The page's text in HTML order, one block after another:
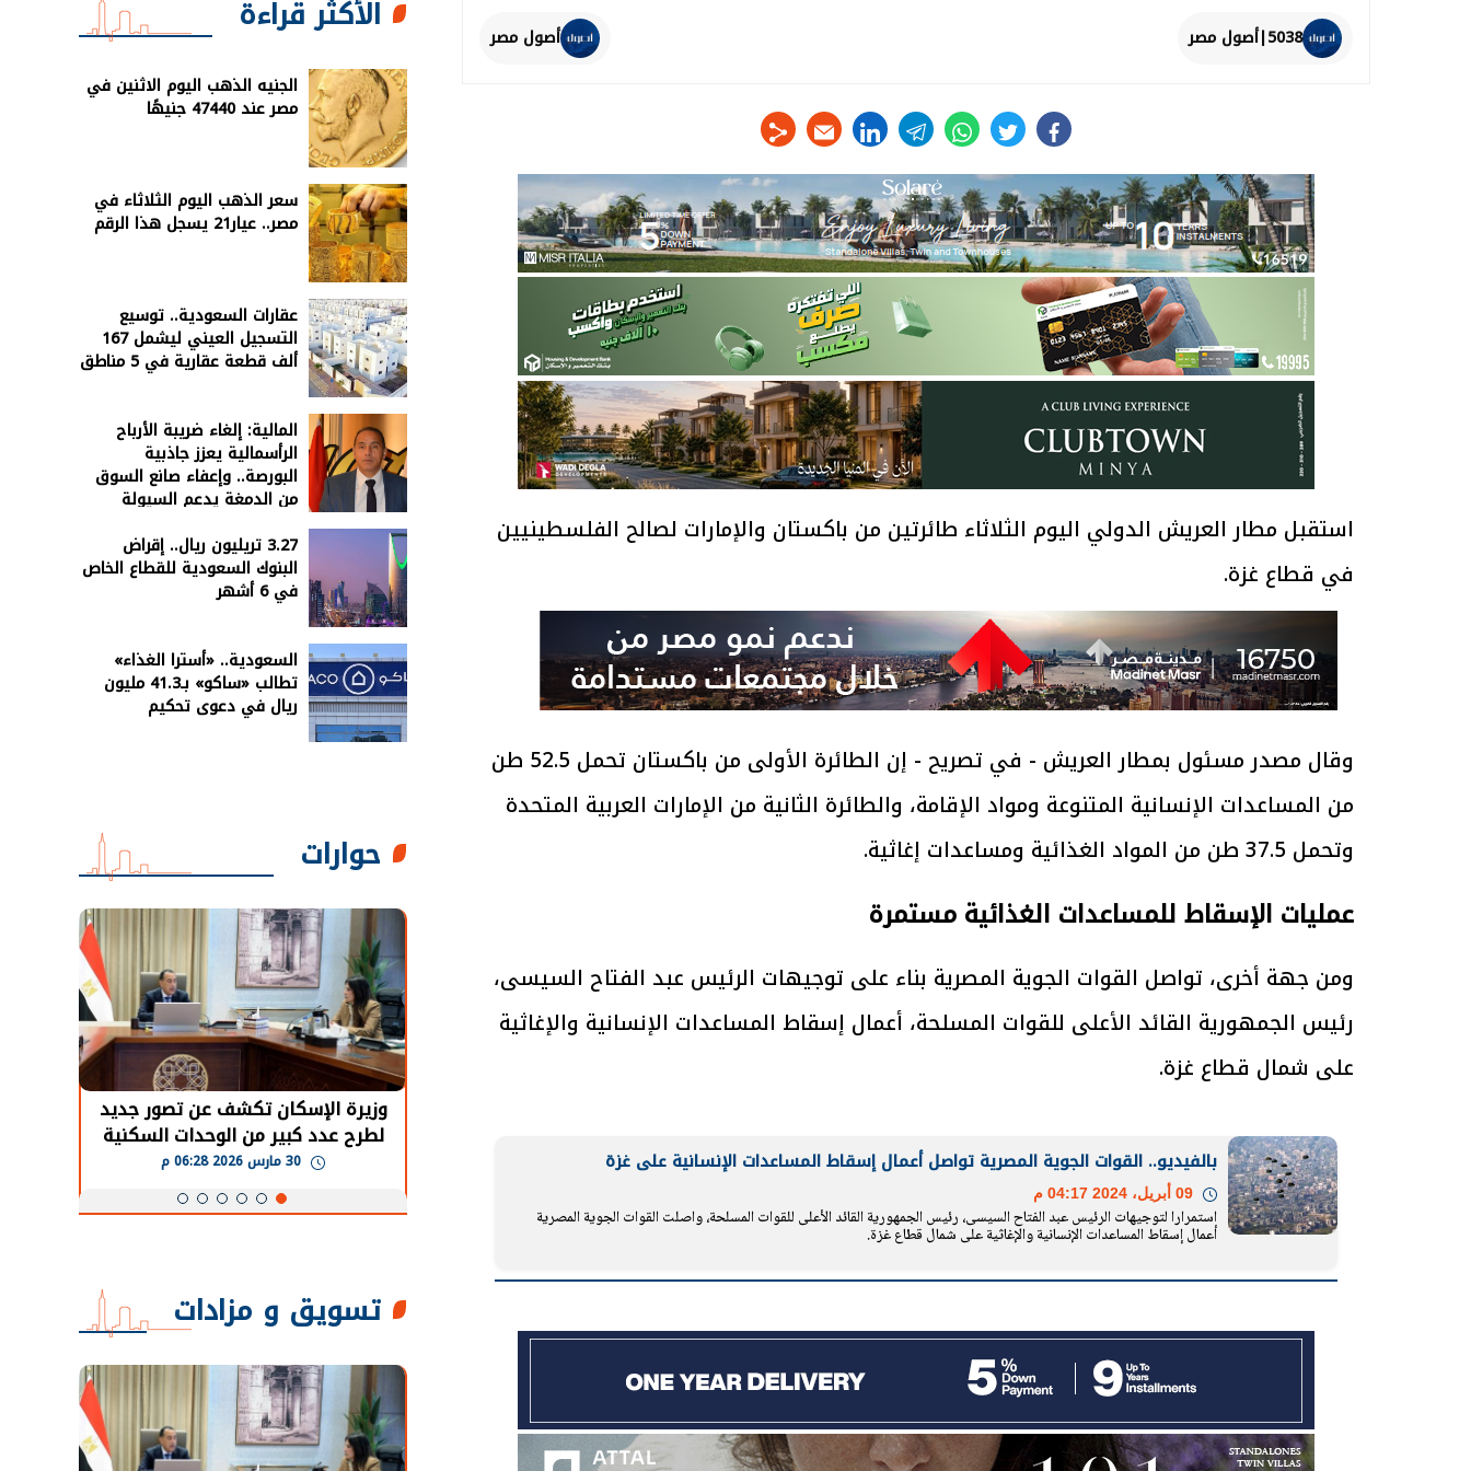
5038|أصول مصر أصول مصر
facebook
twitter
whats
telegram
linkedin
استقبل مطار العريش الدولي اليوم الثلاثاء طائرتين من باكستان والإمارات لصالح الفلسطينيين
في قطاع غزة.
وقال مصدر مسئول بمطار العريش - في تصريح - إن الطائرة الأولى من باكستان تحمل 52.5 طن
من المساعدات الإنسانية المتنوعة ومواد الإقامة، والطائرة الثانية من الإمارات العربية المتحدة
وتحمل 37.5 طن من المواد الغذائية ومساعدات إغاثية.
عمليات الإسقاط للمساعدات الغذائية مستمرة
ومن جهة أخرى، تواصل القوات الجوية المصرية بناء على توجيهات الرئيس عبد الفتاح السيسى،
رئيس الجمهورية القائد الأعلى للقوات المسلحة، أعمال إسقاط المساعدات الإنسانية والإغاثية
على شمال قطاع غزة.
بالفيديو.. القوات الجوية المصرية تواصل أعمال إسقاط المساعدات الإنسانية على غزة
استمرارا لتوجيهات الرئيس عبد الفتاح السيسى، رئيس الجمهورية القائد الأعلى للقوات المسلحة، واصلت القوات الجوية المصرية
أعمال إسقاط المساعدات الإنسانية والإغاثية على شمال قطاع غزة.
الأكثر قراءة
الجنيه الذهب اليوم الاثنين في
مصر عند 47440 جنيهًا
سعر الذهب اليوم الثلاثاء في
مصر.. عيار21 يسجل هذا الرقم
عقارات السعودية.. توسيع
التسجيل العيني ليشمل 167
ألف قطعة عقارية في 5 مناطق
المالية: إلغاء ضريبة الأرباح
الرأسمالية يعزز جاذبية
البورصة.. وإعفاء صانع السوق
من الدمغة يدعم السيولة
3.27 تريليون ريال.. إقراض
البنوك السعودية للقطاع الخاص
في 6 أشهر
السعودية.. «أسترا الغذاء»
تطالب «ساكو» بـ41.3 مليون
ريال في دعوى تحكيم
حوارات
الاقتصاد العالمي وأسعار الوقود حال
استمرار الأزمة في الشرق الأوسط سكنية بالإيجار للمواطنين
30 مارس 2026 04:40 م بوصفها مركزًا إقليميًّا للطاقة
30 مارس 2026 03:59 م
وزيرة الإسكان تكشف عن تصور جديد
لطرح عدد كبير من الوحدات السكنية
بنظام الإيجار
تسويق و مزادات